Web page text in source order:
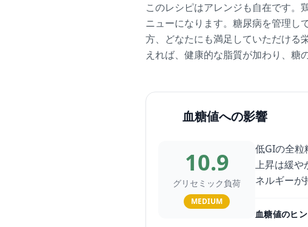
このレシピはアレンジも自在です。
ニューになります。糖尿病を管理し
方、どなたにも満足していただける
えれば、健康的な脂質が加わり、糖
血糖値への影響
10.9
グリセミック負荷
MEDIUM
低GIの全粒
上昇は緩や
ネルギーが
血糖値のヒ